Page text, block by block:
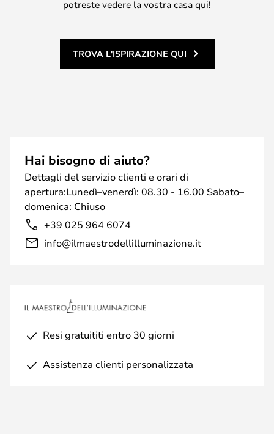
potreste vedere la vostra casa qui!
TROVA L'ISPIRAZIONE QUI
Hai bisogno di aiuto?
Dettagli del servizio clienti e orari di
apertura:Lunedì–venerdì: 08.30 - 16.00 Sabato–
domenica: Chiuso
+39 025 964 6074
info@ilmaestrodellilluminazione.it
Resi gratuititi entro 30 giorni
Assistenza clienti personalizzata